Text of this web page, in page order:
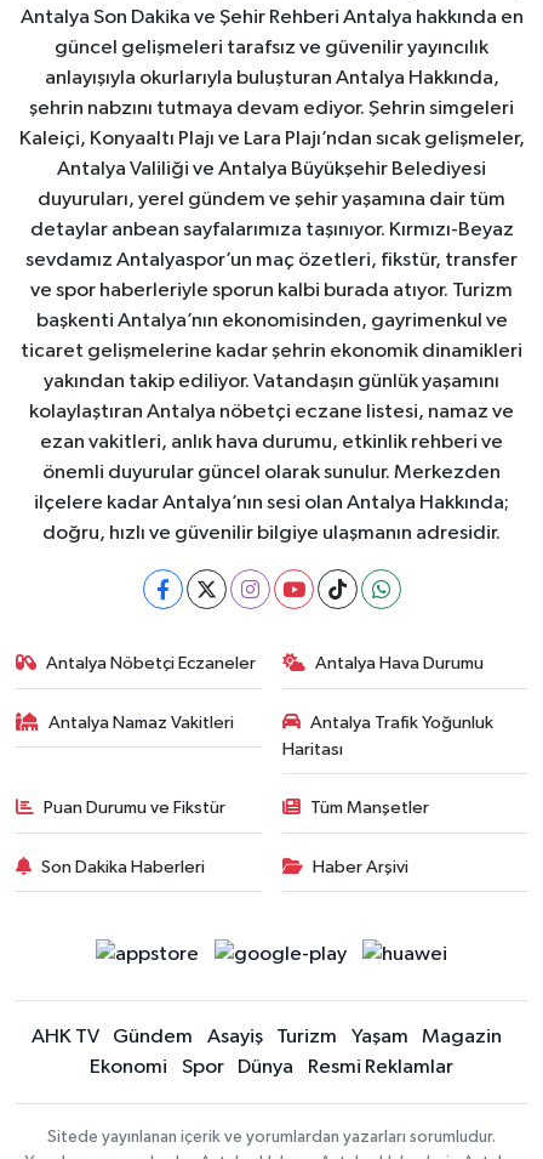
Antalya Son Dakika ve Şehir Rehberi Antalya hakkında en
güncel gelişmeleri tarafsız ve güvenilir yayıncılık
anlayışıyla okurlarıyla buluşturan Antalya Hakkında,
şehrin nabzını tutmaya devam ediyor. Şehrin simgeleri
Kaleiçi, Konyaaltı Plajı ve Lara Plajı’ndan sıcak gelişmeler,
Antalya Valiliği ve Antalya Büyükşehir Belediyesi
duyuruları, yerel gündem ve şehir yaşamına dair tüm
detaylar anbean sayfalarımıza taşınıyor. Kırmızı-Beyaz
sevdamız Antalyaspor’un maç özetleri, fikstür, transfer
ve spor haberleriyle sporun kalbi burada atıyor. Turizm
başkenti Antalya’nın ekonomisinden, gayrimenkul ve
ticaret gelişmelerine kadar şehrin ekonomik dinamikleri
yakından takip ediliyor. Vatandaşın günlük yaşamını
kolaylaştıran Antalya nöbetçi eczane listesi, namaz ve
ezan vakitleri, anlık hava durumu, etkinlik rehberi ve
önemli duyurular güncel olarak sunulur. Merkezden
ilçelere kadar Antalya’nın sesi olan Antalya Hakkında;
doğru, hızlı ve güvenilir bilgiye ulaşmanın adresidir.
Antalya Nöbetçi Eczaneler Antalya Hava Durumu
Antalya Namaz Vakitleri
Antalya Trafik Yoğunluk
Haritası
Puan Durumu ve Fikstür Tüm Manşetler
Son Dakika Haberleri Haber Arşivi
AHK TV Gündem Asayiş Turizm Yaşam
Magazin
Ekonomi
Spor Dünya Resmi Reklamlar
Sitede yayınlanan içerik ve yorumlardan yazarları sorumludur.